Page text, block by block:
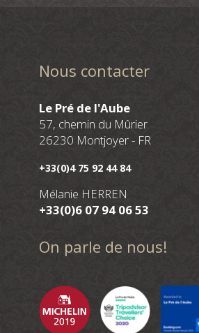
Nous contacter
Le Pré de l'Aube
57, chemin du Mûrier
26230 Montjoyer - FR
+33(0)4 75 92 44 84
Mélanie HERREN
+33(0)6 07 94 06 53
On parle de nous!